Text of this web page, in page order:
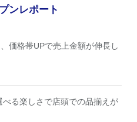
ンレポート
価格帯UPで売上金額が伸長し
る楽しさで店頭での品揃えが